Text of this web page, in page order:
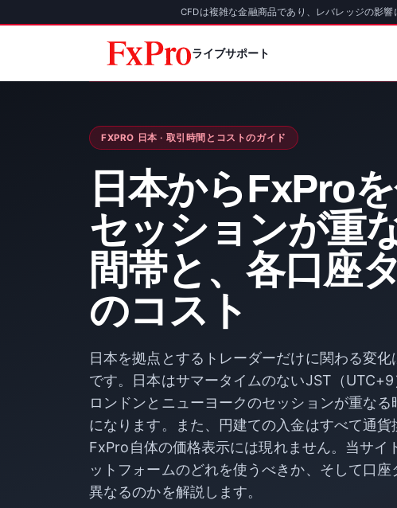
CFDは複雑な金融商品であり、レバレッジの影
ライブサポート
FXPRO 日本 · 取引時間とコストのガイド
日本からFxProを
セッションが重
間帯と、各口座
のコスト
日本を拠点とするトレーダーだけに関わる変
です。日本はサマータイムのないJST（UTC+9
ロンドンとニューヨークのセッションが重な
になります。また、円建ての入金はすべて通
FxPro自体の価格表示には現れません。当サイ
ットフォームのどれを使うべきか、そして口
異なるのかを解説します。